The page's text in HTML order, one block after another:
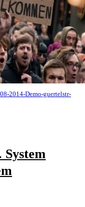
2014-Demo-guertelstr-